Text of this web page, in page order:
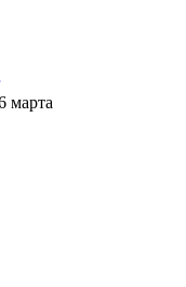
марта